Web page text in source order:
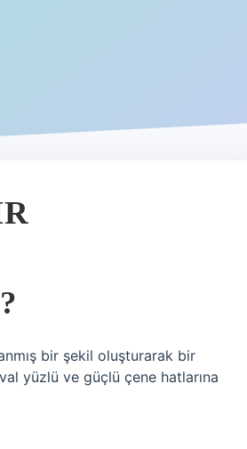
bir şekil oluşturarak bir
yüzlü ve güçlü çene hatlarına